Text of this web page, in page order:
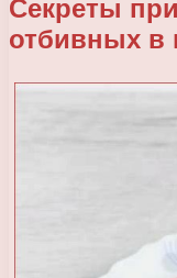
Секреты
отбивных в